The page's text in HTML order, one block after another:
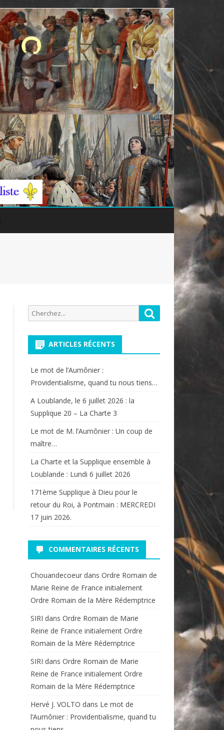
Recherche
pour:
Rechercher
ARTICLES RÉCENTS
Le mot de l’Aumônier :
Providentialisme, quand tu nous tiens…
A Loublande, le 6 juillet 2026 : la
Supplique 20 – La Charte 3
Le mot de M. l’Aumônier : Un coup de
maître…
La Charte et la Supplique ensemble à
Loublande : Lundi 6 juillet 2026
171ème Supplique à Dieu pour le
retour du Roi, à Pontmain : MERCREDI
17 juin 2026.
COMMENTAIRES RÉCENTS
Chouandecoeurdans Ordre Romain de
Marie Reine de France initialement
Ordre Romain de la Mère Rédemptrice
SIRI dans Ordre Romain de Marie
Reine de France initialement Ordre
Romain de la Mère Rédemptrice
SIRI dans Ordre Romain de Marie
Reine de France initialement Ordre
Romain de la Mère Rédemptrice
Hervé J. VOLTO dans Le mot de
l’Aumônier : Providentialisme, quand tu